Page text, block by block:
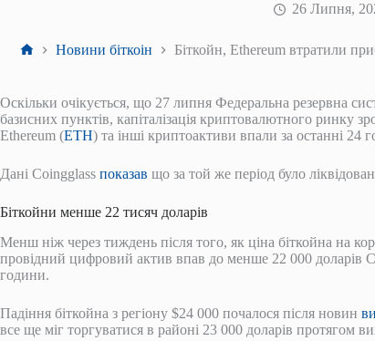
26 Липня,
Головна
Новини біткоін Біткойн, Ethereum втратили
Оскільки очікується, що 27 липня Федеральна резервна
базисних пунктів, капіталізація криптовалютного ринку
Ethereum (ETH) та інші криптоактиви впали за останні 24
Дані Coingglass показав що за той же період було
Біткойни менше 22 тисяч доларів
Менш ніж через тиждень після того, як ціна біткойна на
провідний цифровий актив впав до менше 22 000 доларів
години.
Падіння біткойна з регіону $24 000 почалося після новин
все ще міг торгуватися в районі 23 000 доларів протягом